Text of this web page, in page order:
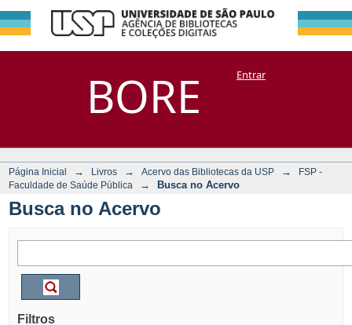
BORE
Busca no Acervo
DSpace/Manakin + CoriscoEntrar
Página Inicial → Livros → Acervo das Bibliotecas da USP →
FSP -
Faculdade de Saúde Pública
→ Busca no Acervo
Busca no Acervo
Filtros